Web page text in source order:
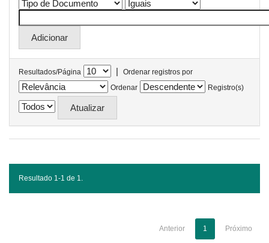
Resultados/Página |
Ordenar registros por
Ordenar
Registro(s)
Resultado 1-1 de 1.
Anterior 1 Próximo